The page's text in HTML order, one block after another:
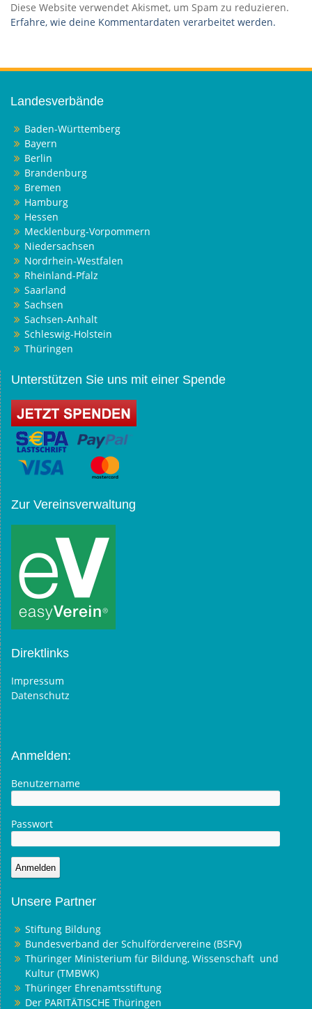
Diese Website verwendet Akismet, um Spam zu reduzieren.
Erfahre, wie deine Kommentardaten verarbeitet werden.
Landesverbände
Baden-Württemberg
Bayern
Berlin
Brandenburg
Bremen
Hamburg
Hessen
Mecklenburg-Vorpommern
Niedersachsen
Nordrhein-Westfalen
Rheinland-Pfalz
Saarland
Sachsen
Sachsen-Anhalt
Schleswig-Holstein
Thüringen
Unterstützen Sie uns mit einer Spende
Zur Vereinsverwaltung
Direktlinks
Impressum
Datenschutz
Anmelden:
Benutzername
Passwort
Unsere Partner
Stiftung Bildung
Bundesverband der Schulfördervereine (BSFV)
Thüringer Ministerium für Bildung, Wissenschaft und
Kultur (TMBWK)
Thüringer Ehrenamtsstiftung
Der PARITÄTISCHE Thüringen